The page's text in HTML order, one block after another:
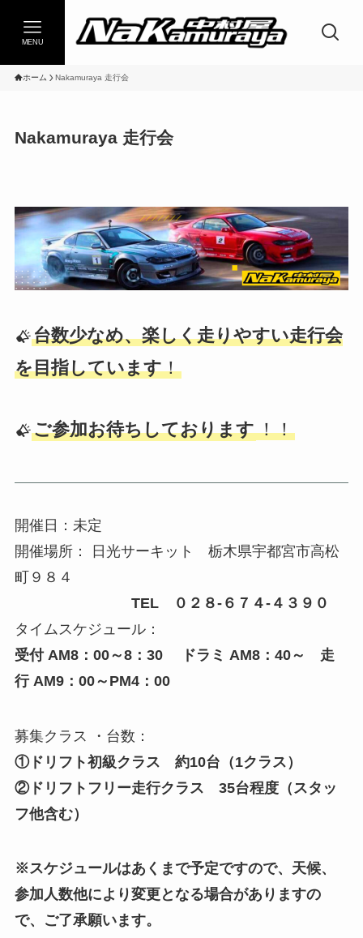
MENU
ホーム Nakamuraya 走行会
Nakamuraya 走行会
台数少なめ、楽しく走りやすい走行会
を目指しています！
ご参加お待ちしております！！
開催日：未定
開催場所： 日光サーキット 栃木県宇都宮市高松
町９８４
TEL ０２８-６７４-４３９０
タイムスケジュール：
受付 AM8：00～8：30 ドラミ AM8：40～ 走
行 AM9：00～PM4：00
募集クラス ・台数：
①ドリフト初級クラス 約10台（1クラス）
②ドリフトフリー走行クラス 35台程度（スタッ
フ他含む）
※スケジュールはあくまで予定ですので、天候、
参加人数他により変更となる場合がありますの
で、ご了承願います。